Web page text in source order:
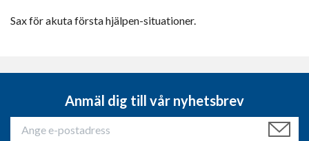
Saxför akuta första hjälpen-situationer.
Anmäl dig till vår nyhetsbrev